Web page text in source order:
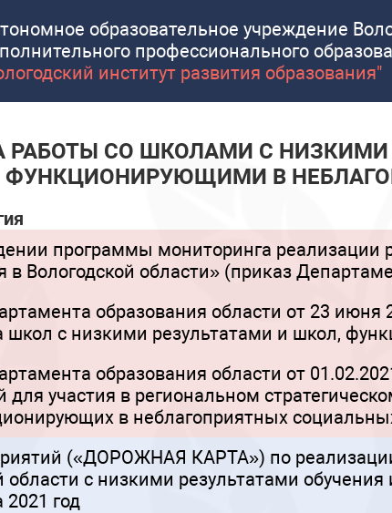
образовательное учреждение
профессионального
институт развития образования"
РАБОТЫ СО ШКОЛАМИ С
ФУНКЦИОНИРУЮЩИМИ В
программы мониторинга реализации
в Вологодской области» (приказ
образования области от 23 июня
школ с низкими результатами и школ,
образования области от
для участия в региональном
в неблагоприятных
(«ДОРОЖНАЯ КАРТА») по
области с низкими результатами
2021 год